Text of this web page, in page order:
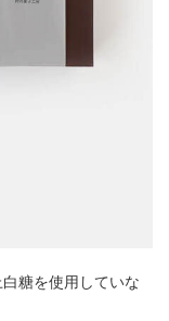
糖を使用していな